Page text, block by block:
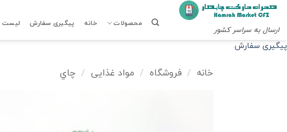
Skip
content
ارسال به سراسر کشور
محصولات خانه پیگیری سفارش لیست
پیگیری سفارش
خانه / فروشگاه / مواد غذایی / چاي